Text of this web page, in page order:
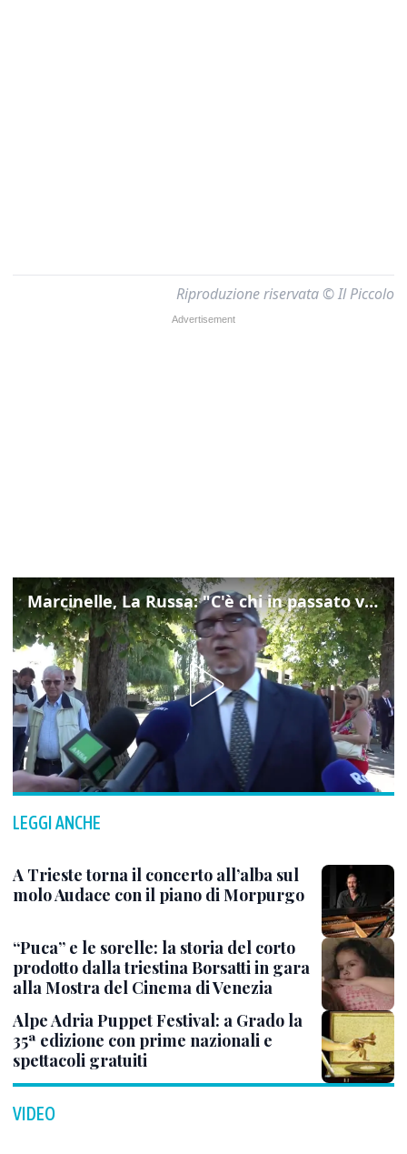
Riproduzione riservata © Il Piccolo
Marcinelle, La Russa: "C'è chi in passato voltava le spalle a Marcinelle"
LEGGI ANCHE
A Trieste torna il concerto all’alba sul
molo Audace con il piano di Morpurgo
“Puca” e le sorelle: la storia del corto
prodotto dalla triestina Borsatti in gara
alla Mostra del Cinema di Venezia
Alpe Adria Puppet Festival: a Grado la
35ª edizione con prime nazionali e
spettacoli gratuiti
VIDEO